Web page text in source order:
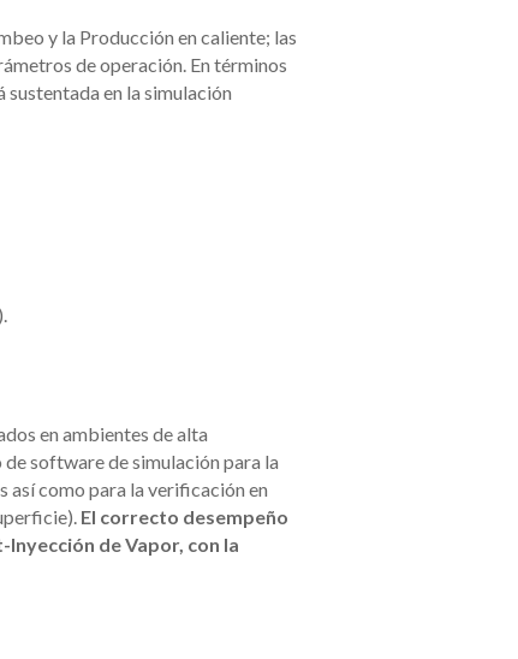
y la Producción en caliente; las
de operación. En términos
en la simulación
en ambientes de alta
software de simulación para la
como para la verificación en
El correcto desempeño
de Vapor, con la